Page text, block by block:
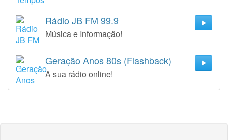
Rádio JB FM 99.9
Música e Informação!
Geração Anos 80s (Flashback)
A sua rádio online!